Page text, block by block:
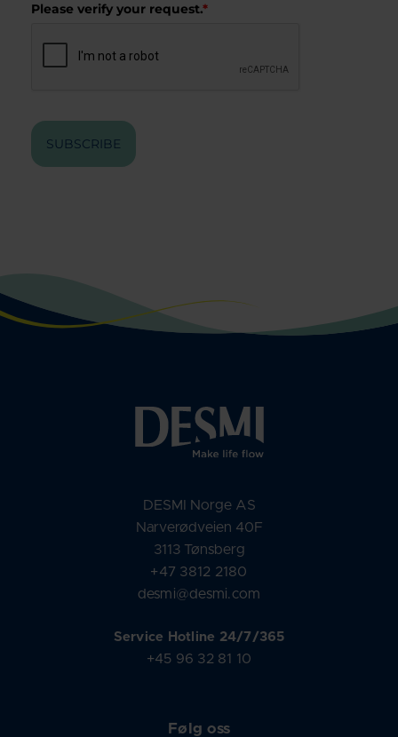
Please verify your request.*
SUBSCRIBE
DESMI Norge AS
Narverødveien 40F
3113 Tønsberg
+47 3812 2180
desmi@desmi.com
Service Hotline 24/7/365
+45 96 32 81 10
Følg oss